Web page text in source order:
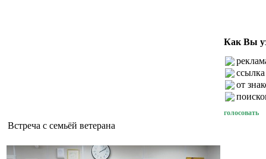
Как Вы
от
голосовать
Встреча с семьёй ветерана